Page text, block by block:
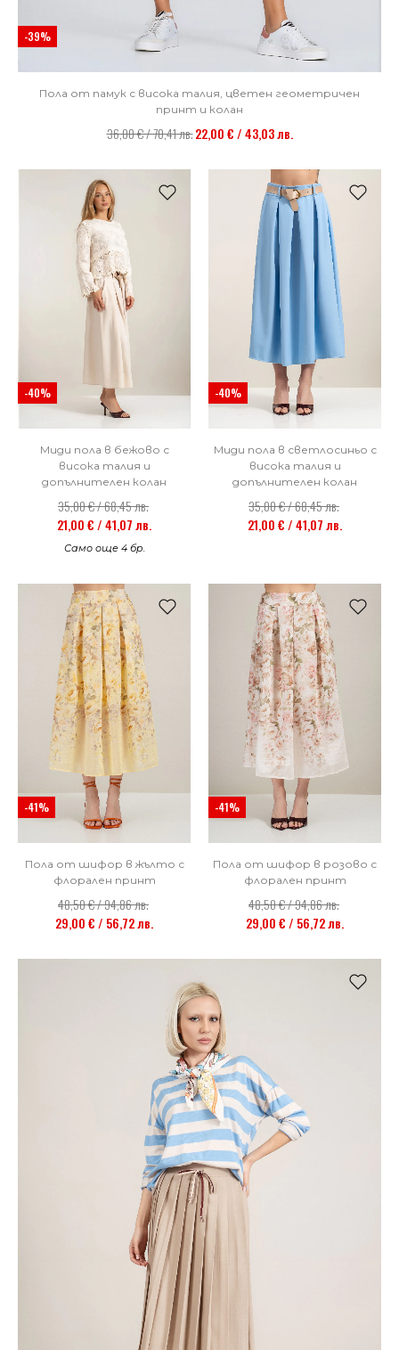
-39%
Пола от памук с висока талия, цветен геометричен
принт и колан
36,00 € / 70,41 лв.22,00 € / 43,03 лв.
-40%
Миди пола в бежово с
висока талия и
допълнителен колан
35,00 € / 68,45 лв.
21,00 € / 41,07 лв.
Само още 4 бр.
-40%
Миди пола в светлосиньо с
висока талия и
допълнителен колан
35,00 € / 68,45 лв.
21,00 € / 41,07 лв.
-41%
Пола от шифор в жълто с
флорален принт
48,50 € / 94,86 лв.
29,00 € / 56,72 лв.
-41%
Пола от шифор в розово с
флорален принт
48,50 € / 94,86 лв.
29,00 € / 56,72 лв.